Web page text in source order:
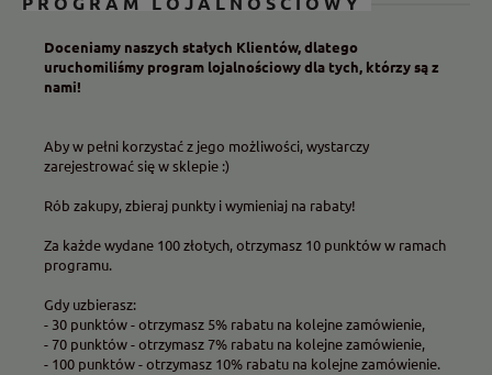
Doceniamy naszych stałych Klientów, dlatego
uruchomiliśmy program lojalnościowy dla tych, którzy są z
nami!
Aby w pełni korzystać z jego możliwości, wystarczy
zarejestrować się w sklepie :)
Rób zakupy, zbieraj punkty i wymieniaj na rabaty!
Za każde wydane 100 złotych, otrzymasz 10 punktów w ramach
programu.
Gdy uzbierasz:
- 30 punktów - otrzymasz 5% rabatu na kolejne zamówienie,
- 70 punktów - otrzymasz 7% rabatu na kolejne zamówienie,
- 100 punktów - otrzymasz 10% rabatu na kolejne zamówienie.